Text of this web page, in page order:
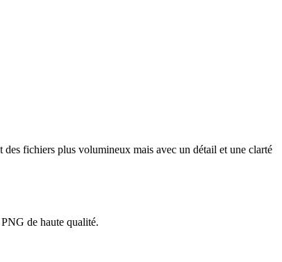
fichiers plus volumineux mais avec un détail et une clarté
de haute qualité.